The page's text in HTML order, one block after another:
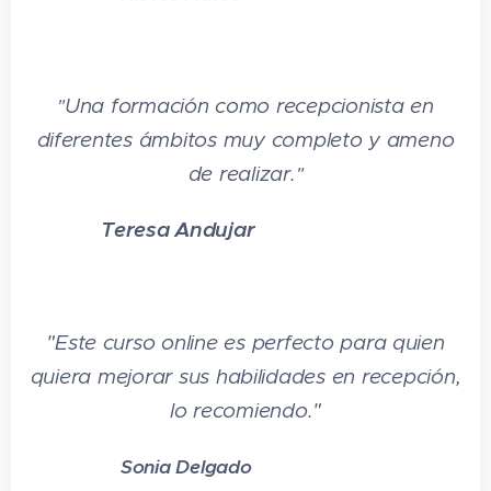
- barreras y dificultades
4.5 La comunicación comercial básica en
la comunicación telefónica
4.6 La expresión verbal y no verbal en la
4.8 Normativa vigente en materia de
seguridad, registro y confidencialidad de
4.9 Cuestionario: cuestionario
"Una formación como recepcionista en
diferentes ámbitos muy completo y ameno
de realizar."
Teresa Andujar
"Este curso online es perfecto para quien
quiera mejorar sus habilidades en recepción,
lo recomiendo."
Sonia Delgado